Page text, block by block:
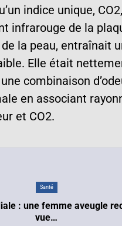
indice unique,
infrarouge de la
la peau, entraînait
Elle était
combinaison
en associant
et CO2.
Santé
: une femme aveugle
vue…